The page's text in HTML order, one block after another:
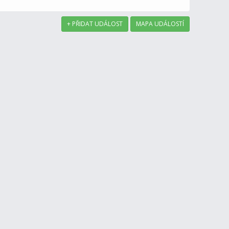
+ PŘIDAT UDÁLOST MAPA UDÁLOSTÍ